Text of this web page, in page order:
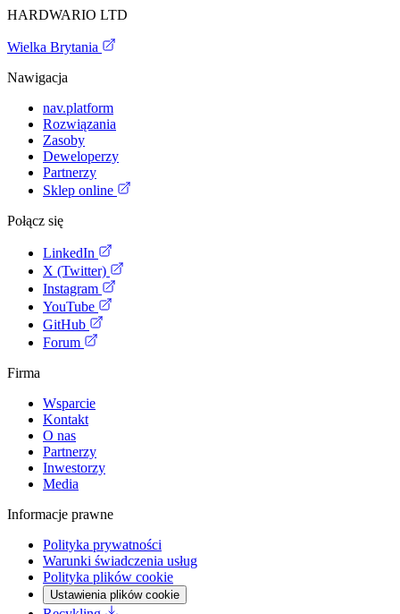
HARDWARIO LTD
Wielka Brytania
Nawigacja
nav.platform
Rozwiązania
Zasoby
Deweloperzy
Partnerzy
Sklep online
Połącz się
LinkedIn
X (Twitter)
Instagram
YouTube
GitHub
Forum
Firma
Wsparcie
Kontakt
O nas
Partnerzy
Inwestorzy
Media
Informacje prawne
Polityka prywatności
Warunki świadczenia usług
Polityka plików cookie
Ustawienia plików cookie